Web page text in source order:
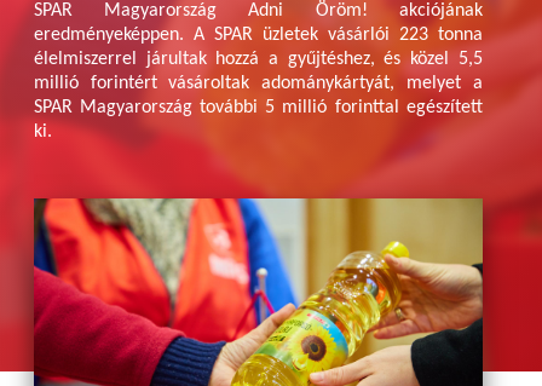
SPAR Magyarország Adni Öröm! akciójának
eredményeképpen. A SPAR üzletek vásárlói 223 tonna
élelmiszerrel járultak hozzá a gyűjtéshez, és közel 5,5
millió forintért vásároltak adománykártyát, melyet a
SPAR Magyarország további 5 millió forinttal egészített
ki.